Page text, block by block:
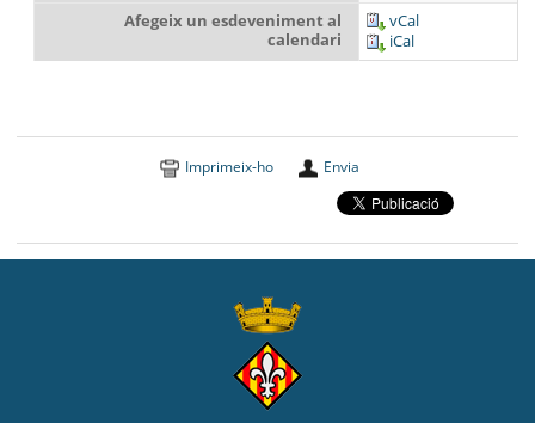
Afegeix un esdeveniment al
calendari
vCal
iCal
Imprimeix-ho Envia